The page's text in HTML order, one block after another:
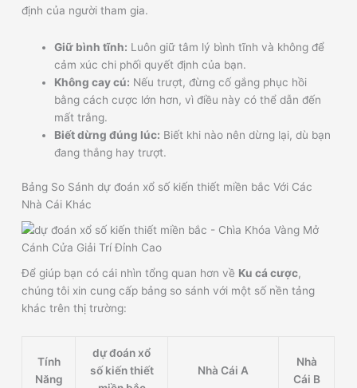
định của người tham gia.
Giữ bình tĩnh: Luôn giữ tâm lý bình tĩnh và không để
cảm xúc chi phối quyết định của bạn.
Không cay cú: Nếu trượt, đừng cố gắng phục hồi
bằng cách cược lớn hơn, vì điều này có thể dẫn đến
mất trắng.
Biết dừng đúng lúc: Biết khi nào nên dừng lại, dù bạn
đang thắng hay trượt.
Bảng So Sánh dự đoán xổ số kiến thiết miền bắc Với Các
Nhà Cái Khác
Để giúp bạn có cái nhìn tổng quan hơn về Ku cá cược,
chúng tôi xin cung cấp bảng so sánh với một số nền tảng
khác trên thị trường:
Tính
Năng
dự đoán xổ
số kiến thiết
Nhà Cái A
Nhà
Cái B